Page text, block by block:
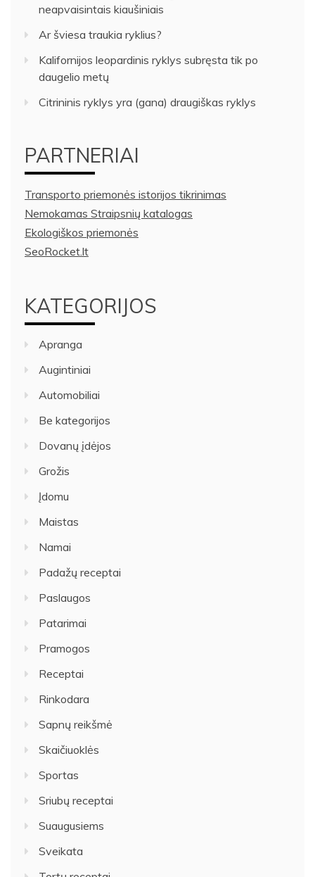
neapvaisintais kiaušiniais
Ar šviesa traukia ryklius?
Kalifornijos leopardinis ryklys subręsta tik po
daugelio metų
Citrininis ryklys yra (gana) draugiškas ryklys
PARTNERIAI
Transporto priemonės istorijos tikrinimas
Nemokamas Straipsnių katalogas
Ekologiškos priemonės
SeoRocket.lt
KATEGORIJOS
Apranga
Augintiniai
Automobiliai
Be kategorijos
Dovanų įdėjos
Grožis
Įdomu
Maistas
Namai
Padažų receptai
Paslaugos
Patarimai
Pramogos
Receptai
Rinkodara
Sapnų reikšmė
Skaičiuoklės
Sportas
Sriubų receptai
Suaugusiems
Sveikata